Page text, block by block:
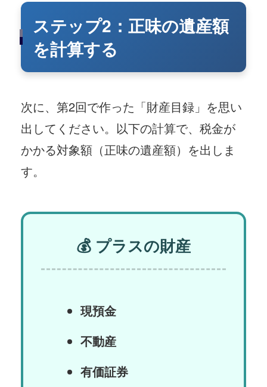
ステップ2：正味の遺産額
を計算する
次に、第2回で作った「財産目録」を思い
出してください。以下の計算で、税金が
かかる対象額（正味の遺産額）を出しま
す。
💰 プラスの財産
現預金
不動産
有価証券